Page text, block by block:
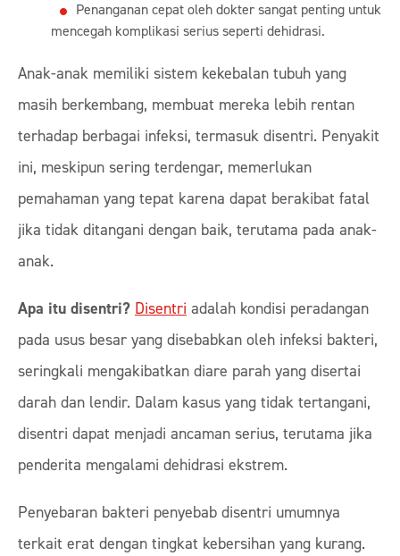
Penanganan cepat oleh dokter sangat penting untuk
mencegah komplikasi serius seperti dehidrasi.
Anak-anak memiliki sistem kekebalan tubuh yang
masih berkembang, membuat mereka lebih rentan
terhadap berbagai infeksi, termasuk disentri. Penyakit
ini, meskipun sering terdengar, memerlukan
pemahaman yang tepat karena dapat berakibat fatal
jika tidak ditangani dengan baik, terutama pada anak-
anak.
Apa itu disentri? Disentri adalah kondisi peradangan
pada usus besar yang disebabkan oleh infeksi bakteri,
seringkali mengakibatkan diare parah yang disertai
darah dan lendir. Dalam kasus yang tidak tertangani,
disentri dapat menjadi ancaman serius, terutama jika
penderita mengalami dehidrasi ekstrem.
Penyebaran bakteri penyebab disentri umumnya
terkait erat dengan tingkat kebersihan yang kurang.